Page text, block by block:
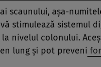
scaunului, aşa-
stimulează sistemul
nivelul colonului.
lung şi pot preveni